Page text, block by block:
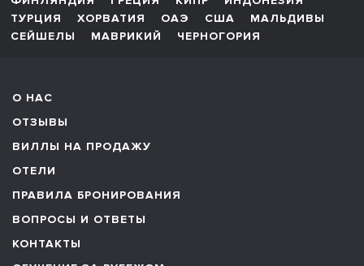
ТУРЦИЯ
ХОРВАТИЯ ОАЭ США
МАЛЬДИВЫ
СЕЙШЕЛЫ
МАВРИКИЙ ЧЕРНОГОРИЯ
О НАС
ОТЗЫВЫ
ВИЛЛЫ НА ПРОДАЖУ
ОТЕЛИ
ПРАВИЛА БРОНИРОВАНИЯ
ВОПРОСЫ И ОТВЕТЫ
КОНТАКТЫ